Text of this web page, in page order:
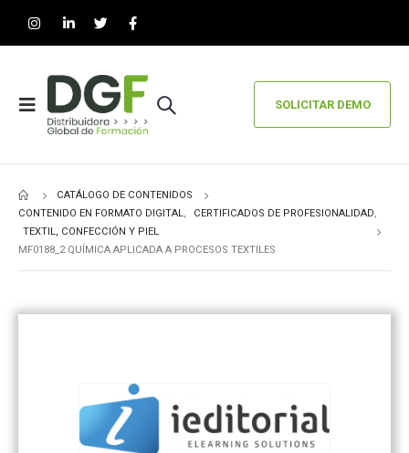
SOLICITAR DEMO
CATÁLOGO DE CONTENIDOS
CONTENIDO EN FORMATO DIGITAL, CERTIFICADOS DE PROFESIONALIDAD,
TEXTIL, CONFECCIÓN Y PIEL
MF0188_2 QUÍMICA APLICADA A PROCESOS TEXTILES